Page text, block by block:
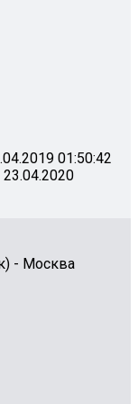
01:50:42
- Москва